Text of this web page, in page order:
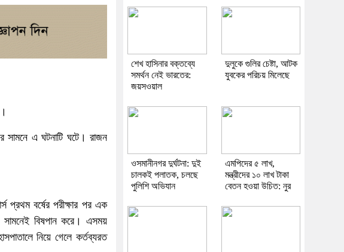
সামনে এ ঘটনাটি ঘটে। রাজন
প্রথম বর্ষের পরীক্ষার পর এক
সামনেই বিষপান করে। এসময়
নিয়ে গেলে কর্তব্যরত
শেখ হাসিনার বক্তব্যে
সমর্থন নেই ভারতের:
জয়সওয়াল
দুলুকে গুলির চেষ্টা, আটক
যুবকের পরিচয় মিলেছে
ওসমানীনগর দুর্ঘটনা: দুই
চালকই পলাতক, চলছে
পুলিশি অভিযান
এমপিদের ৫ লাখ,
মন্ত্রীদের ১০ লাখ টাকা
বেতন হওয়া উচিত: নুর